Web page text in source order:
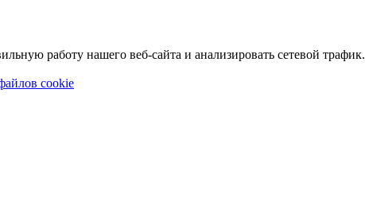
работу нашего веб-сайта и анализировать сетевой трафик.
cookie